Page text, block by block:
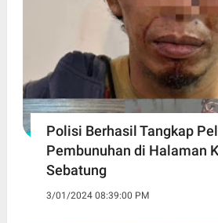
Polisi Berhasil Tangkap
Pembunuhan di Halaman
Sebatung
3/01/2024 08:39:00 PM